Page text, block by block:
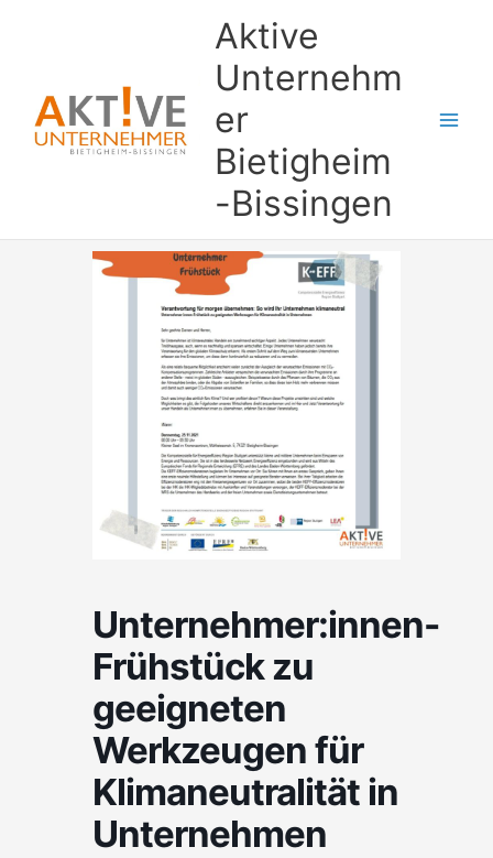
Aktive
Unternehm
er
Bietigheim
-Bissingen
Unternehmer:innen-
Frühstück zu
geeigneten
Werkzeugen für
Klimaneutralität in
Unternehmen